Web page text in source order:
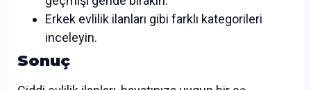
Erkek evlilik ilanları gibi farklı kategorileri
inceleyin.
Sonuç